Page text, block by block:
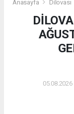
Anasayfa Dilovası